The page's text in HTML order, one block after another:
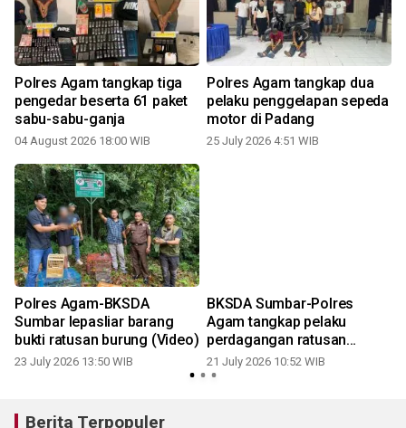
Polres Agam tangkap tiga
pengedar beserta 61 paket
sabu-sabu-ganja
04 August 2026 18:00 WIB
Polres Agam tangkap dua
pelaku penggelapan sepeda
motor di Padang
25 July 2026 4:51 WIB
Polres Agam-BKSDA
Sumbar lepasliar barang
bukti ratusan burung (Video)
23 July 2026 13:50 WIB
BKSDA Sumbar-Polres
Agam tangkap pelaku
perdagangan ratusan
burung antar provinsi
21 July 2026 10:52 WIB
Berita Terpopuler